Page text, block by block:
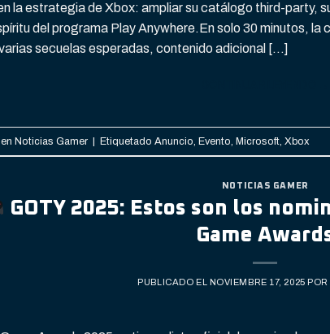
la estrategia de Xbox: ampliar su catálogo third-party,
del programa Play Anywhere.En solo 30 minutos,
secuelas esperadas, contenido adicional […]
Noticias Gamer | Etiquetado Anuncio Evento Microsoft Xbox
NOTICIAS GAMER
GOTY 2025: Estos son los
Game
PUBLICADO EL NOVIEMBRE 17, 2025 POR